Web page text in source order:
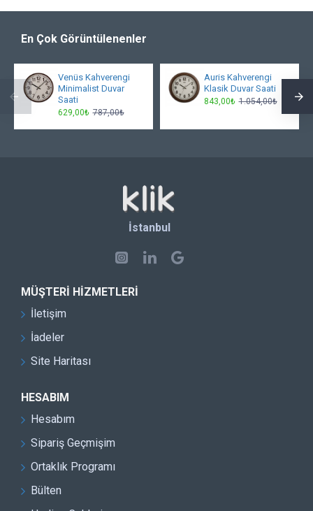
En Çok Görüntülenenler
Venüs Kahverengi
Minimalist Duvar
Saati
629,00₺ 787,00₺
Auris Kahverengi
Klasik Duvar Saati
843,00₺ 1.054,00₺
İstanbul
MÜŞTERI HIZMETLERI
İletişim
İadeler
Site Haritası
HESABIM
Hesabım
Sipariş Geçmişim
Ortaklık Programı
Bülten